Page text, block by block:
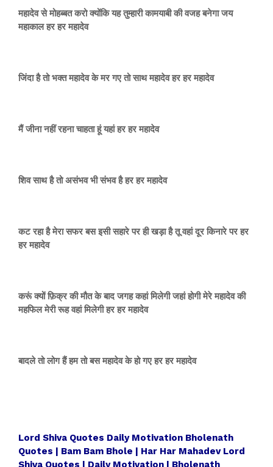
महादेव से मोहब्बत करो क्योंकि यह तुम्हारी कामयाबी की वजह बनेगा जय
महाकाल हर हर महादेव
जिंदा है तो भक्त महादेव के मर गए तो साथ महादेव हर हर महादेव
मैं जीना नहीं रहना चाहता हूं यहां हर हर महादेव
शिव साथ है तो असंभव भी संभव है हर हर महादेव
कट रहा है मेरा सफर बस इसी सहारे पर ही खड़ा है तू वहां दूर किनारे पर हर
हर महादेव
करूं क्यों फ़िक्र की मौत के बाद जगह कहां मिलेगी जहां होगी मेरे महादेव की
महफिल मेरी रूह वहां मिलेगी हर हर महादेव
बादले तो लोग हैं हम तो बस महादेव के हो गए हर हर महादेव
Lord Shiva Quotes Daily Motivation Bholenath
Quotes | Bam Bam Bhole | Har Har Mahadev Lord
Shiva Quotes | Daily Motivation | Bholenath